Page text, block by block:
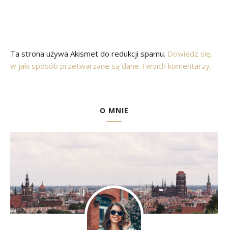
Ta strona używa Akismet do redukcji spamu. Dowiedz się,
w jaki sposób przetwarzane są dane Twoich komentarzy.
O MNIE